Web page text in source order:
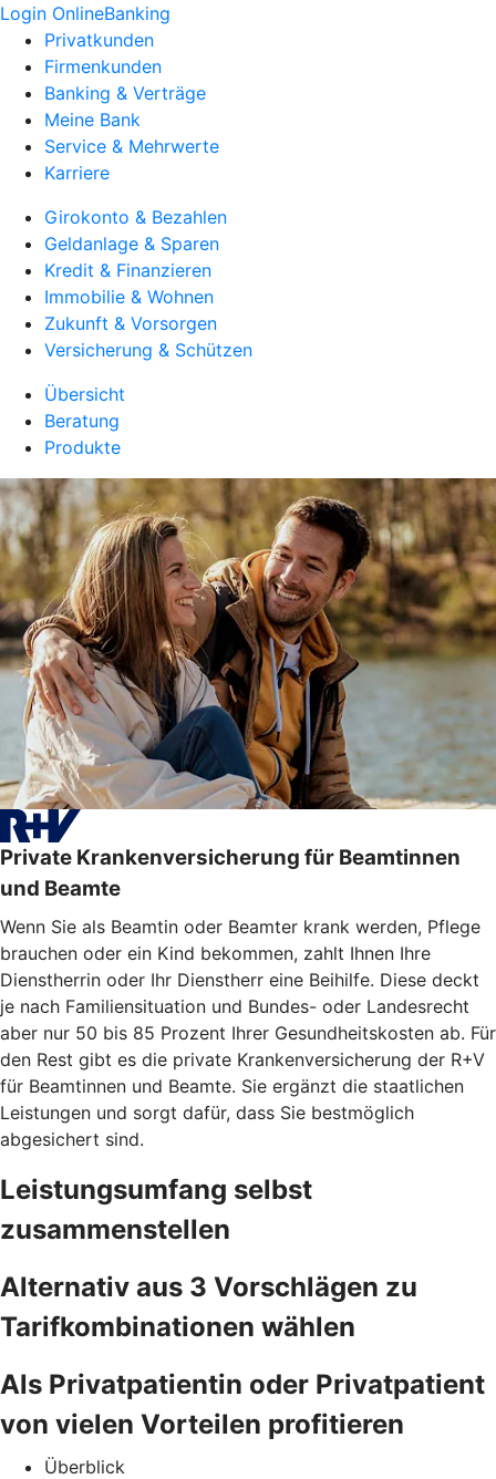
Login OnlineBanking
Privatkunden
Firmenkunden
Banking & Verträge
Meine Bank
Service & Mehrwerte
Karriere
Girokonto & Bezahlen
Geldanlage & Sparen
Kredit & Finanzieren
Immobilie & Wohnen
Zukunft & Vorsorgen
Versicherung & Schützen
Übersicht
Beratung
Produkte
Private Krankenversicherung für Beamtinnen
und Beamte
Wenn Sie als Beamtin oder Beamter krank werden, Pflege
brauchen oder ein Kind bekommen, zahlt Ihnen Ihre
Dienstherrin oder Ihr Dienstherr eine Beihilfe. Diese deckt
je nach Familiensituation und Bundes- oder Landesrecht
aber nur 50 bis 85 Prozent Ihrer Gesundheitskosten ab. Für
den Rest gibt es die private Krankenversicherung der R+V
für Beamtinnen und Beamte. Sie ergänzt die staatlichen
Leistungen und sorgt dafür, dass Sie bestmöglich
abgesichert sind.
Leistungsumfang selbst
zusammenstellen
Alternativ aus 3 Vorschlägen zu
Tarifkombinationen wählen
Als Privatpatientin oder Privatpatient
von vielen Vorteilen profitieren
Überblick